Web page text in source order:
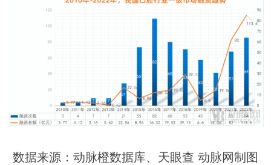
数据来源：动脉橙数据库、天眼查 动脉网制图